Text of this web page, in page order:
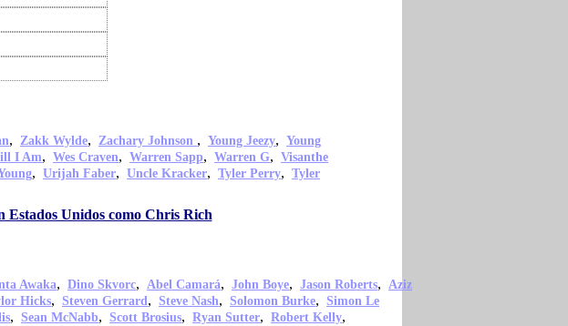
, Zakk Wylde, Zachary Johnson , Young Jeezy, Young
I Am, Wes Craven, Warren Sapp, Warren G, Visanthe
, Urijah Faber, Uncle Kracker, Tyler Perry, Tyler
Estados Unidos como Chris Rich
Awaka, Dino Skvorc, Abel Camará, John Boye, Jason Roberts, Aziz
Hicks, Steven Gerrard, Steve Nash, Solomon Burke, Simon Le
, Sean McNabb, Scott Brosius, Ryan Sutter, Robert Kelly,